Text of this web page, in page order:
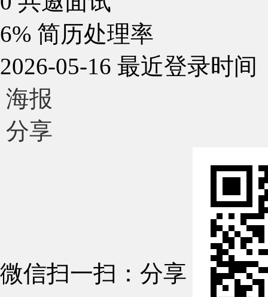
6% 简历处理率
2026-05-16 最近登录时间
海报
分享
微信扫一扫：分享